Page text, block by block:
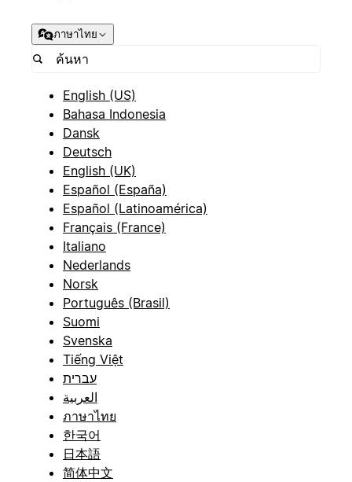
ภาษาไทย
English (US)
Bahasa Indonesia
Dansk
Deutsch
English (UK)
Español (España)
Español (Latinoamérica)
Français (France)
Italiano
Nederlands
Norsk
Português (Brasil)
Suomi
Svenska
Tiếng Việt
עברית
العربية
ภาษาไทย
한국어
日本語
简体中文